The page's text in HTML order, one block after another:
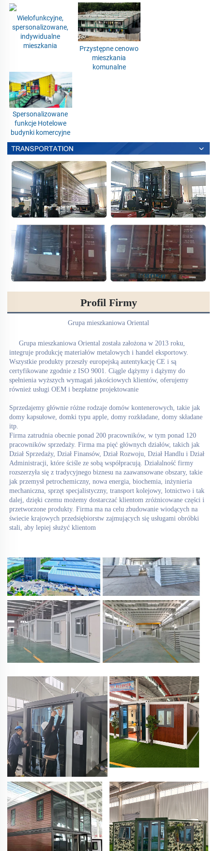
Wielofunkcyjne,
spersonalizowane,
indywidualne
mieszkania
Przystępne cenowo
mieszkania
komunalne
Spersonalizowane
funkcje Hotelowe
budynki komercyjne
Profil Firmy
Grupa mieszkaniowa Oriental
Grupa mieszkaniowa Oriental została założona w 2013 roku,
integruje produkcję materiałów metalowych i handel eksportowy.
Wszystkie produkty przeszły europejską autentykację CE i są
certyfikowane zgodnie z ISO 9001. Ciągle dążymy i dążymy do
spełnienia wyższych wymagań jakościowych klientów, oferujemy
również usługi OEM i bezpłatne projektowanie
Sprzedajemy głównie różne rodzaje domów kontenerowych, takie jak
domy kapsułowe, domki typu apple, domy rozkładane, domy składane
itp.
Firma zatrudnia obecnie ponad 200 pracowników, w tym ponad 120
pracowników sprzedaży. Firma ma pięć głównych działów, takich jak
Dział Sprzedaży, Dział Finansów, Dział Rozwoju, Dział Handlu i Dział
Administracji, które ściśle ze sobą współpracują. Działalność firmy
rozszerzyła się z tradycyjnego biznesu na zaawansowane obszary, takie
jak przemysł petrochemiczny, nowa energia, biochemia, inżynieria
mechaniczna, sprzęt specjalistyczny, transport kolejowy, lotnictwo i tak
dalej, dzięki czemu możemy dostarczać klientom zróżnicowane części i
przetworzone produkty. Firma ma na celu zbudowanie wiodących na
świecie krajowych przedsiębiorstw zajmujących się usługami obróbki
stali, aby lepiej służyć klientom